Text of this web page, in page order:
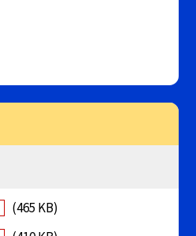
(465 KB)